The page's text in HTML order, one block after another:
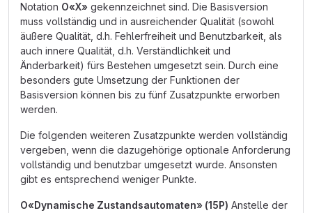
Notation O«X» gekennzeichnet sind. Die Basisversion
muss vollständig und in ausreichender Qualität (sowohl
äußere Qualität, d.h. Fehlerfreiheit und Benutzbarkeit, als
auch innere Qualität, d.h. Verständlichkeit und
Änderbarkeit) fürs Bestehen umgesetzt sein. Durch eine
besonders gute Umsetzung der Funktionen der
Basisversion können bis zu fünf Zusatzpunkte erworben
werden.
Die folgenden weiteren Zusatzpunkte werden vollständig
vergeben, wenn die dazugehörige optionale Anforderung
vollständig und benutzbar umgesetzt wurde. Ansonsten
gibt es entsprechend weniger Punkte.
O«Dynamische Zustandsautomaten» (15P) Anstelle der